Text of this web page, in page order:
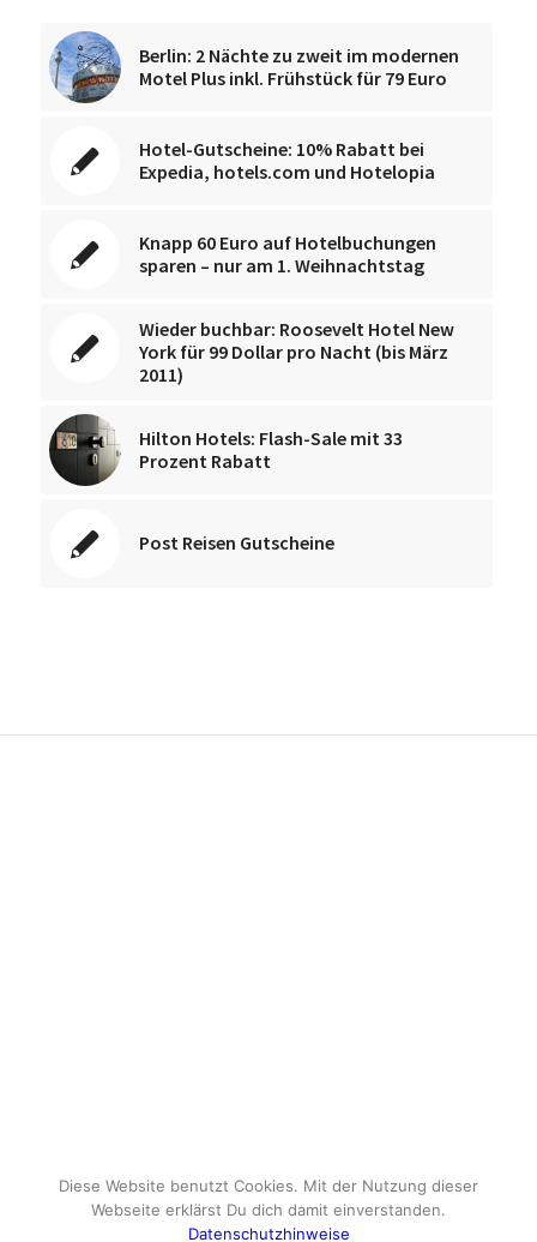
Berlin: 2 Nächte zu zweit im modernen
Motel Plus inkl. Frühstück für 79 Euro
Hotel-Gutscheine: 10% Rabatt bei
Expedia, hotels.com und Hotelopia
Knapp 60 Euro auf Hotelbuchungen
sparen – nur am 1. Weihnachtstag
Wieder buchbar: Roosevelt Hotel New
York für 99 Dollar pro Nacht (bis März
2011)
Hilton Hotels: Flash-Sale mit 33
Prozent Rabatt
Post Reisen Gutscheine
Diese Website benutzt Cookies. Mit der Nutzung dieser
Webseite erklärst Du dich damit einverstanden.
Datenschutzhinweise